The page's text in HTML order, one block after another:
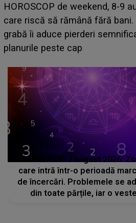
Emanuel a ținut ACEST
acum! În fața Alexandrei,
face o MĂRTURISIRE
sa: "I-am spus și ei în față, eu
HOROSCOP 7 august 2026.
care intră într-o perioadă
de încercări. Problemele se
din toate părțile, iar o veste